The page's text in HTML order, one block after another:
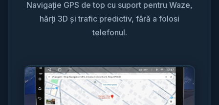
Navigație GPS de top cu suport pentru Waze,
hărți 3D și trafic predictiv, fără a folosi
telefonul.